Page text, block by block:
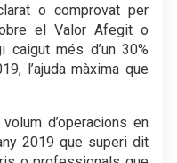
o comprovat per
el Valor Afegit o
caigut més d’un 30%
l’ajuda màxima que
d’operacions en
2019 que superi dit